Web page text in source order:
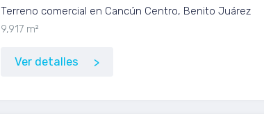
Terreno comercial en Cancún Centro, Benito Juárez
9,917 m²
Ver detalles